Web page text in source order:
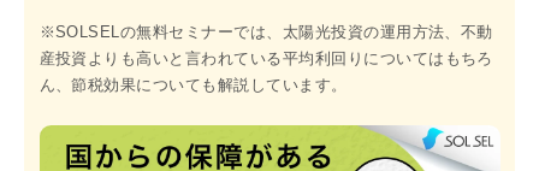
※SOLSELの無料セミナーでは、太陽光投資の運用方法、不動
産投資よりも高いと言われている平均利回りについてはもちろ
ん、節税効果についても解説しています。